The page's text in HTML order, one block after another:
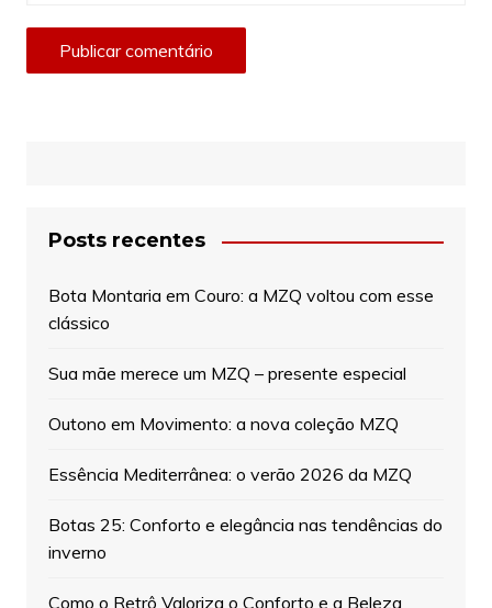
Posts recentes
Bota Montaria em Couro: a MZQ voltou com esse
clássico
Sua mãe merece um MZQ – presente especial
Outono em Movimento: a nova coleção MZQ
Essência Mediterrânea: o verão 2026 da MZQ
Botas 25: Conforto e elegância nas tendências do
inverno
Como o Retrô Valoriza o Conforto e a Beleza